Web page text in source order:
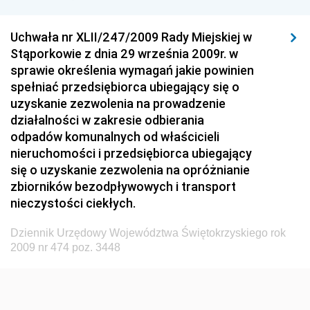
Dziennik Urzędowy Ministerstwa Hutnictwa i
Przemysłu Maszynowego
Dziennik Urzędowy Ministerstwa Zdrowia i Opieki
Społecznej
Dziennik Urzędowy Ministerstwa Rolnictwa, Leśnictwa
i Gospodarki Żywnościowej
Dziennik Urzędowy Ministra Spraw Wewnętrznych
Dziennik Urzędowy Ministra Transportu, Budownictwa
i Gospodarki Morskiej
Dziennik Urzędowy Ministra Administracji i Cyfryzacji
Dziennik Urzędowy Głównego Inspektora Ochrony
Uchwała nr XLII/247/2009 Rady Miejskiej w
Stąporkowie z dnia 29 września 2009r. w
sprawie określenia wymagań jakie powinien
spełniać przedsiębiorca ubiegający się o
uzyskanie zezwolenia na prowadzenie
działalności w zakresie odbierania
odpadów komunalnych od właścicieli
nieruchomości i przedsiębiorca ubiegający
się o uzyskanie zezwolenia na opróżnianie
zbiorników bezodpływowych i transport
nieczystości ciekłych.
Dziennik Urzędowy Województwa Świętokrzyskiego rok
2009 nr 474 poz. 3448